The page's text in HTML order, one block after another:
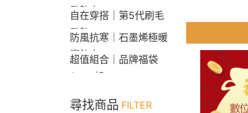
發熱衣
自在穿搭｜第5代刷毛
發熱Bra T
防風抗寒｜石墨烯極暖
衝鋒衣
超值組合｜品牌福袋
$599起
尋找商品 FILTER